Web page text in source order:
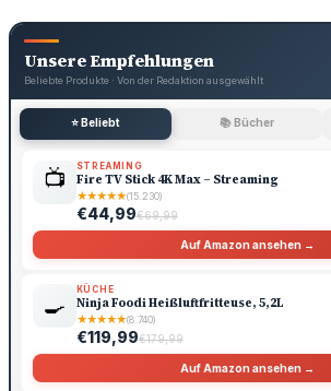
Unsere Empfehlungen
Beliebte Produkte · Von der Redaktion ausgewählt
⭐ Beliebt 📚 Bücher
📺 STREAMING
Fire TV Stick 4K Max – Streaming
★★★★★(15.230)
€44,99€69,99
Auf Amazon ansehen →
🍳
KÜCHE
Ninja Foodi Heißluftfritteuse, 5,2L
★★★★★(8.740)
€119,99€179,99
Auf Amazon ansehen →